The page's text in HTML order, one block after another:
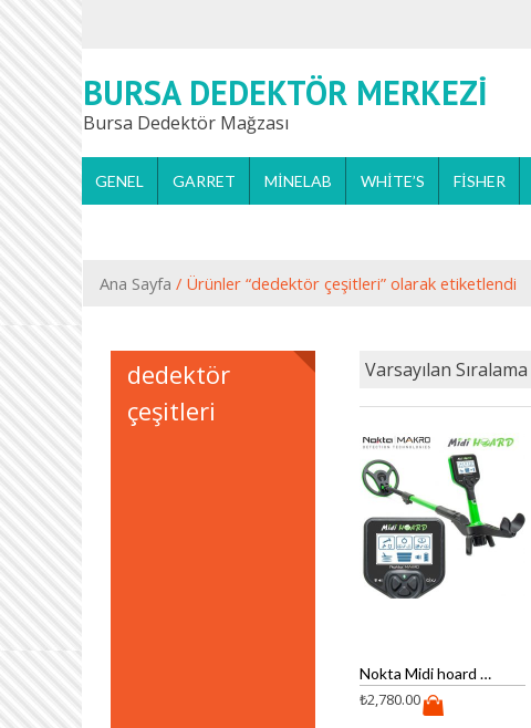
BURSA DEDEKTÖR MERKEZI
Bursa Dedektör Mağzası
GENEL GARRET MINELAB WHITE’S FISHER
Ana Sayfa / Ürünler “dedektör çeşitleri” olarak etiketlendi
dedektör
çeşitleri
Nokta Midi hoard Dedektör
₺2,780.00